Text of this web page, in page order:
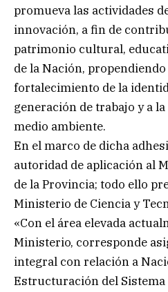
promueva las actividades
innovación, a fin de
patrimonio cultural,
de la Nación,
fortalecimiento de la
generación de trabajo y a
medio ambiente.
En el marco de dicha
autoridad de aplicación al
de la Provincia; todo ello
Ministerio de Ciencia y
«Con el área elevada
Ministerio, corresponde
integral con relación a
Estructuración del Sistema